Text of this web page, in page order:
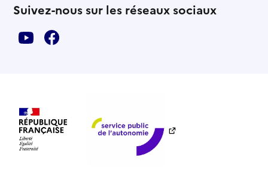
Suivez-nous sur les réseaux sociaux